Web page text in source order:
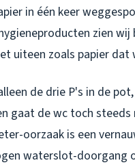
in één keer
zien
uiteen zoals papier dat
de drie P's in de
gaat de wc toch
oorzaak is een
waterslot-doorgang